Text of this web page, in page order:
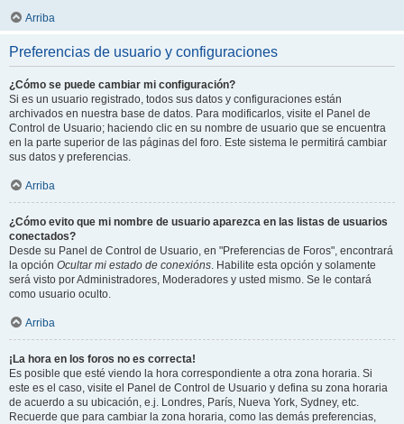
Arriba
Preferencias de usuario y configuraciones
¿Cómo se puede cambiar mi configuración?
Si es un usuario registrado, todos sus datos y configuraciones están
archivados en nuestra base de datos. Para modificarlos, visite el Panel de
Control de Usuario; haciendo clic en su nombre de usuario que se encuentra
en la parte superior de las páginas del foro. Este sistema le permitirá cambiar
sus datos y preferencias.
Arriba
¿Cómo evito que mi nombre de usuario aparezca en las listas de usuarios
conectados?
Desde su Panel de Control de Usuario, en "Preferencias de Foros", encontrará
la opción Ocultar mi estado de conexións. Habilite esta opción y solamente
será visto por Administradores, Moderadores y usted mismo. Se le contará
como usuario oculto.
Arriba
¡La hora en los foros no es correcta!
Es posible que esté viendo la hora correspondiente a otra zona horaria. Si
este es el caso, visite el Panel de Control de Usuario y defina su zona horaria
de acuerdo a su ubicación, e.j. Londres, París, Nueva York, Sydney, etc.
Recuerde que para cambiar la zona horaria, como las demás preferencias,